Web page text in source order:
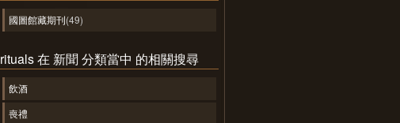
國圖館藏期刊(49)
rituals 在 新聞 分類當中 的相關搜尋
飲酒
喪禮